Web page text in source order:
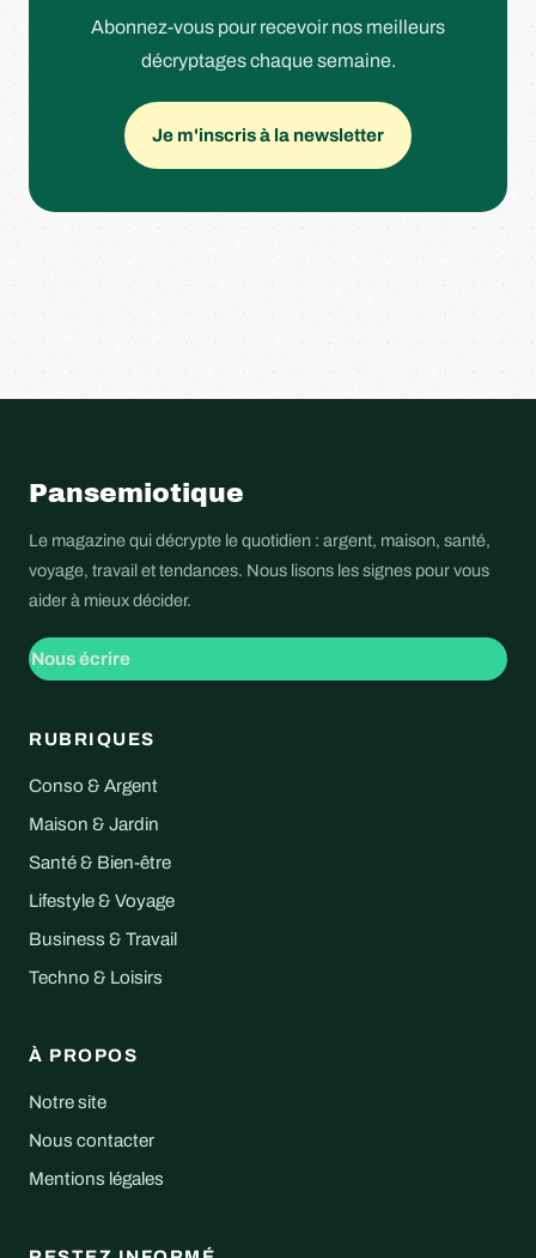
Abonnez-vous pour recevoir nos meilleurs
décryptages chaque semaine.
Je m'inscris à la newsletter
Pansemiotique
Le magazine qui décrypte le quotidien : argent, maison, santé,
voyage, travail et tendances. Nous lisons les signes pour vous
aider à mieux décider.
Nous écrire
RUBRIQUES
Conso & Argent
Maison & Jardin
Santé & Bien-être
Lifestyle & Voyage
Business & Travail
Techno & Loisirs
À PROPOS
Notre site
Nous contacter
Mentions légales